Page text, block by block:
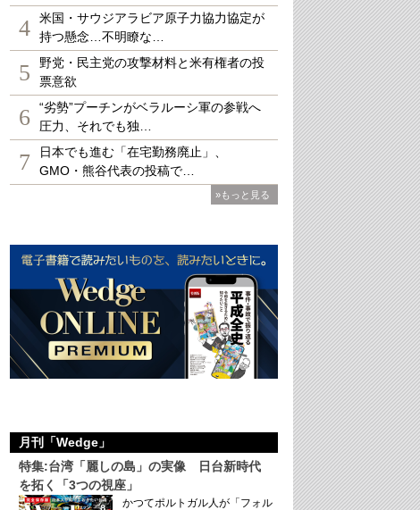
4
米国・サウジアラビア原子力協力協定が
持つ懸念…不明瞭な…
5
野党・民主党の攻撃材料と米有権者の投
票意欲
6
“劣勢”プーチンがベラルーシ軍の参戦へ
圧力、それでも独…
7
日本でも進む「在宅勤務廃止」、
GMO・熊谷代表の投稿で…
»もっと見る
月刊「Wedge」
特集:台湾「麗しの島」の実像 日台新時代
を拓く「3つの視座」
かつてポルトガル人が「フォル